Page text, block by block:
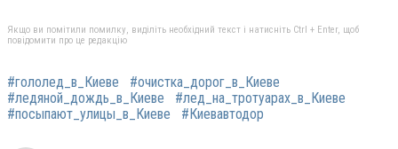
Якщо ви помітили помилку, виділіть необхідний текст і натисніть Ctrl + Enter, щоб
повідомити про це редакцію
#гололед_в_Киеве
#очистка_дорог_в_Киеве
#ледяной_дождь_в_Киеве
#лед_на_тротуарах_в_Киеве
#посыпают_улицы_в_Киеве
#Киевавтодор